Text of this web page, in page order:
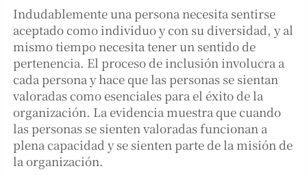
Indudablemente una persona necesita sentirse
aceptado como individuo y con su diversidad, y al
mismo tiempo necesita tener un sentido de
pertenencia. El proceso de inclusión involucra a
cada persona y hace que las personas se sientan
valoradas como esenciales para el éxito de la
organización. La evidencia muestra que cuando
las personas se sienten valoradas funcionan a
plena capacidad y se sienten parte de la misión de
la organización.